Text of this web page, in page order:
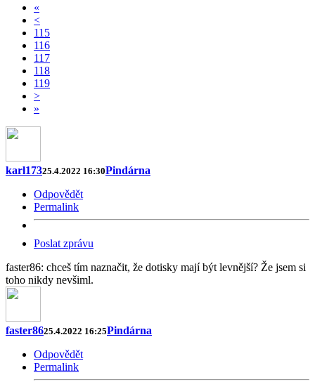
«
<
115
116
117
118
119
>
»
karl17325.4.2022 16:30Pindárna
Odpovědět
Permalink
Poslat zprávu
faster86: chceš tím naznačit, že dotisky mají být levnější? Že jsem si
toho nikdy nevšiml.
faster8625.4.2022 16:25Pindárna
Odpovědět
Permalink